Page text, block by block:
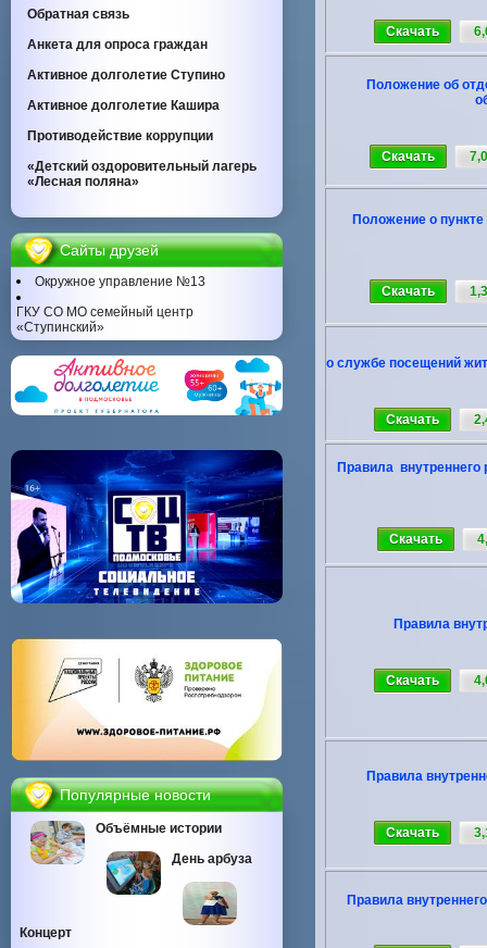
Обратная связь
Анкета для опроса граждан
Активное долголетие Ступино
Активное долголетие Кашира
Противодействие коррупции
«Детский оздоровительный лагерь
«Лесная поляна»
Сайты друзей
Окружное управление №13
ГКУ СО МО семейный центр
«Ступинский»
Популярные новости
Объёмные истории
День арбуза
Концерт
Скачать
Положение об
Скачать
Положение о
Скачать
о службе посещений
Скачать
Правила внутреннего
Скачать
Правила
Скачать
Правила
Скачать
Правила